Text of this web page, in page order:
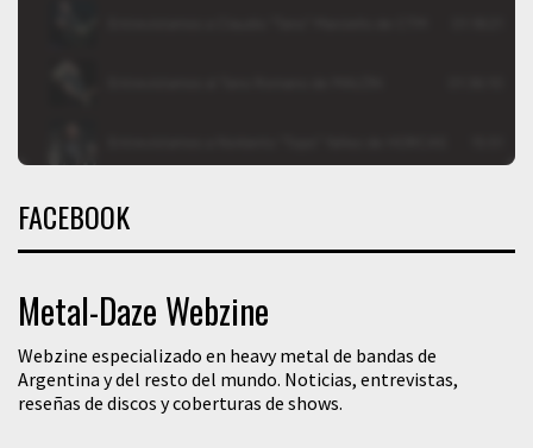
FACEBOOK
Metal-Daze Webzine
Webzine especializado en heavy metal de bandas de
Argentina y del resto del mundo. Noticias, entrevistas,
reseñas de discos y coberturas de shows.